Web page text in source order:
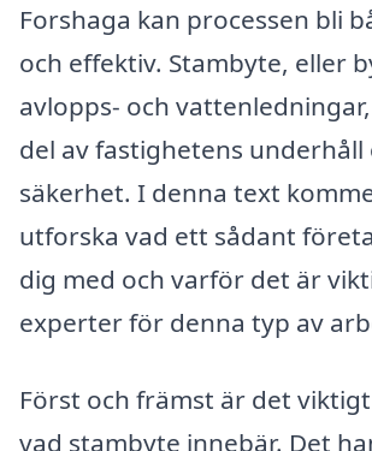
Forshaga kan processen bli
och effektiv. Stambyte, eller
avlopps- och
del av fastighetens underhåll
säkerhet. I denna text
utforska vad ett sådant
dig med och varför det är
experter för denna typ av
Först och främst är det
vad stambyte innebär. Det